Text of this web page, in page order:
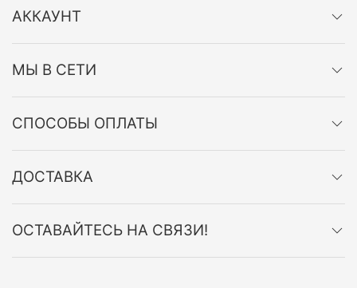
АККАУНТ
МЫ В СЕТИ
СПОСОБЫ ОПЛАТЫ
ДОСТАВКА
ОСТАВАЙТЕСЬ НА СВЯЗИ!